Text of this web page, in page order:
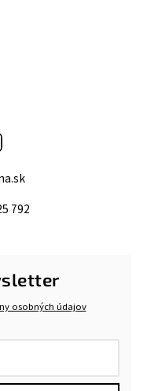
792
osobných údajov